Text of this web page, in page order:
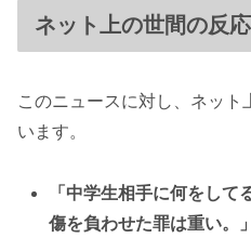
ネット上の世間の反応
このニュースに対し、ネッ
います。
「中学生相手に何をし
傷を負わせた罪は重い。」